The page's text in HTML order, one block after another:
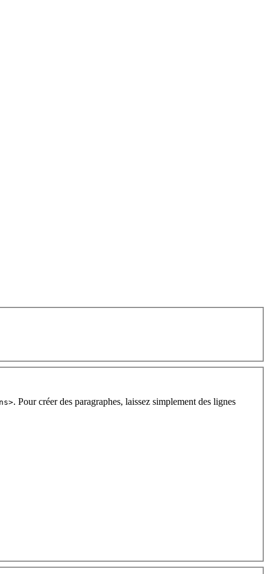
. Pour créer des paragraphes, laissez simplement des lignes